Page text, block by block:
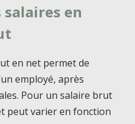
salaires en
en net permet de
employé, après
Pour un salaire brut
peut varier en fonction